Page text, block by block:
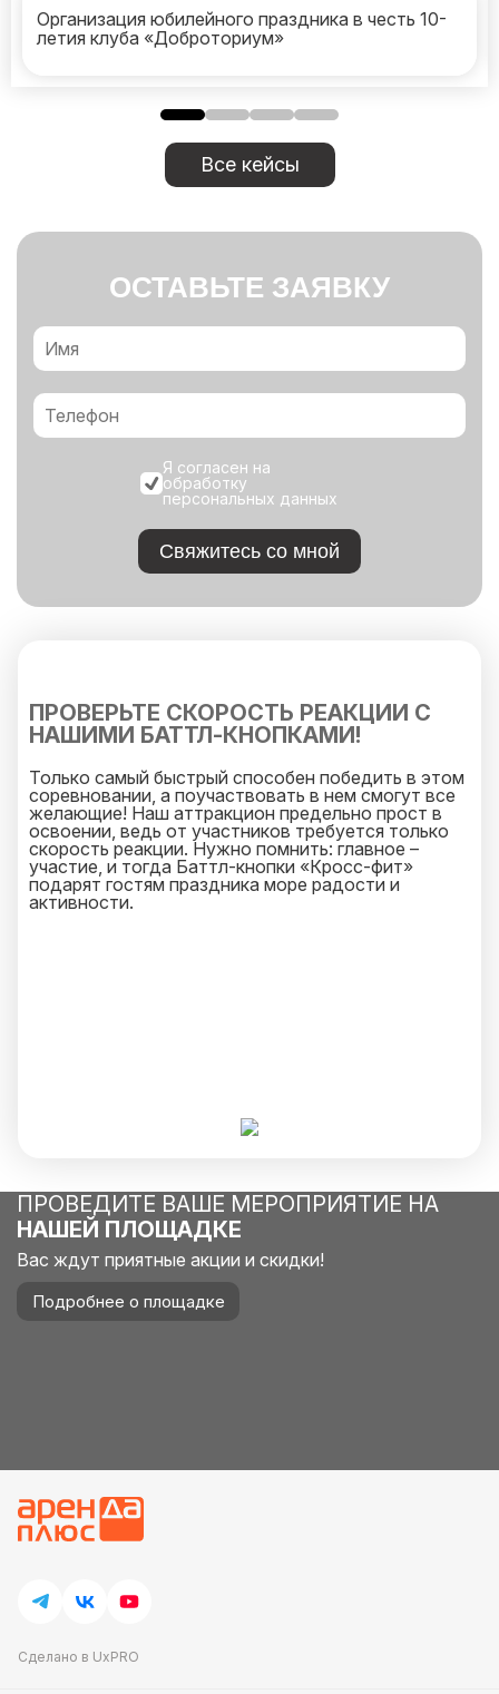
Организация юбилейного праздника в честь 10-
летия клуба «Доброториум»
Все кейсы
ОСТАВЬТЕ ЗАЯВКУ
Я согласен на
обработку
персональных данных
Свяжитесь со мной
ПРОВЕРЬТЕ СКОРОСТЬ РЕАКЦИИ С
НАШИМИ БАТТЛ-КНОПКАМИ!
Только самый быстрый способен победить в этом
соревновании, а поучаствовать в нем смогут все
желающие! Наш аттракцион предельно прост в
освоении, ведь от участников требуется только
скорость реакции. Нужно помнить: главное –
участие, и тогда Баттл-кнопки «Кросс-фит»
подарят гостям праздника море радости и
активности.
ПРОВЕДИТЕ ВАШЕ МЕРОПРИЯТИЕ НА
НАШЕЙ ПЛОЩАДКЕ
Вас ждут приятные акции и скидки!
Подробнее о площадке
Сделано в UxPRO